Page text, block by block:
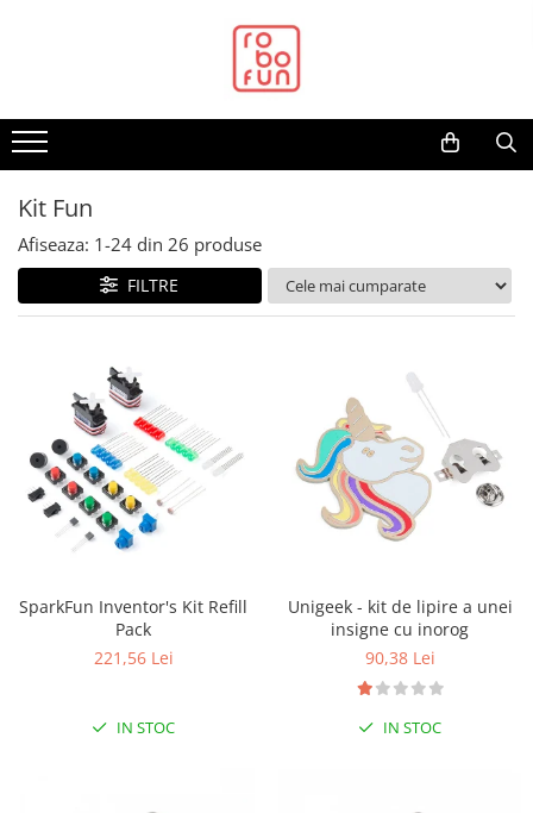
Arduino Original
Arduino Compatibil
Raspberry PI
Alimentare
Racire
Cabluri si Conectori
Camera
Cutii
Adaptoare si convertoare
Kit Fun
Afiseaza: 1-24 din 26 produse
FILTRE
SparkFun Inventor's Kit Refill
Pack
221,56 Lei
IN STOC
Unigeek - kit de lipire a unei
insigne cu inorog
90,38 Lei
IN STOC